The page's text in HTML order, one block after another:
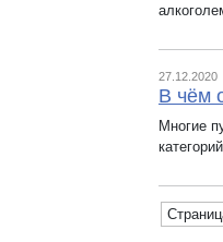
27.12.2020
В чём
Многие